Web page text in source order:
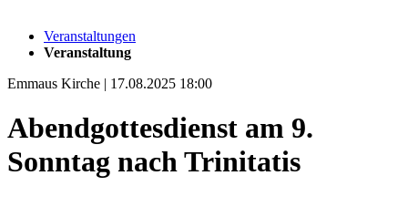
Veranstaltungen
Veranstaltung
Emmaus Kirche | 17.08.2025 18:00
Abendgottesdienst am 9.
Sonntag nach Trinitatis